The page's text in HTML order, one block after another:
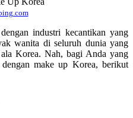
industri kecantikan yang
wanita di seluruh dunia yang
Korea. Nah, bagi Anda yang
make up Korea, berikut